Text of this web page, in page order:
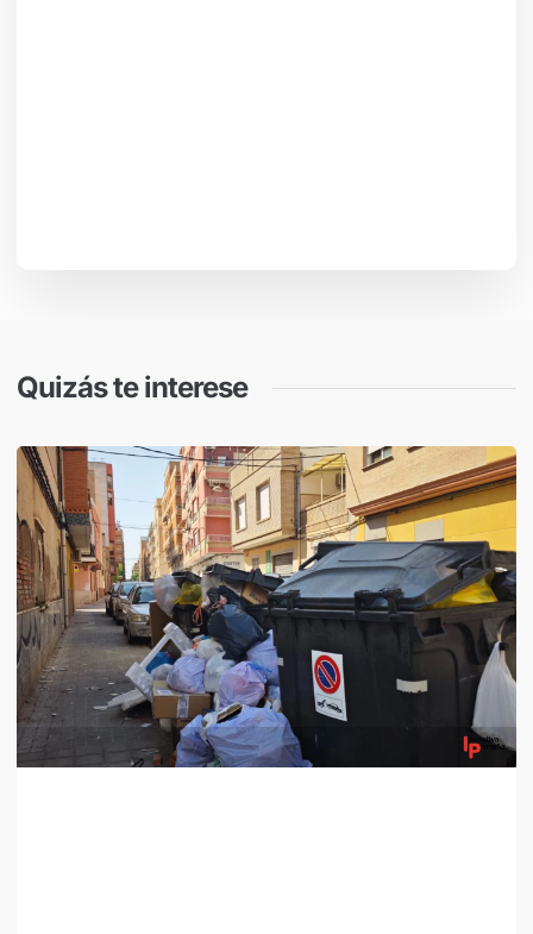
Quizás te interese